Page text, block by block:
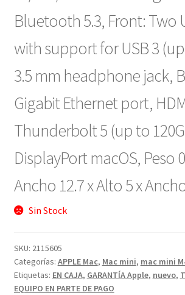
Bluetooth 5.3, Front: Two
with support for USB 3
3.5 mm headphone jack,
Gigabit Ethernet port,
Thunderbolt 5 (up to
DisplayPortmacOS, Peso
Ancho 12.7 x Alto 5 x
Sin Stock
SKU: 2115605
Categorías: APPLE Mac, Mac mini, mac mini
Etiquetas: EN CAJA, GARANTÍA Apple, nuevo,
EQUIPO EN PARTE DE PAGO